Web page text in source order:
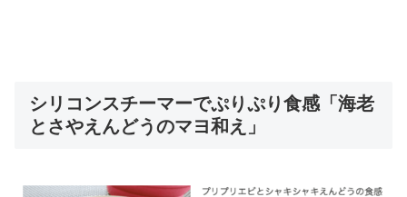
シリコンスチーマーでぷりぷり食感「海老
とさやえんどうのマヨ和え」